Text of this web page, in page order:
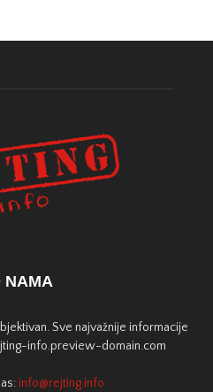
NAMA
Sve najvažnije informacije
info.preview-domain.com
info@rejting.info